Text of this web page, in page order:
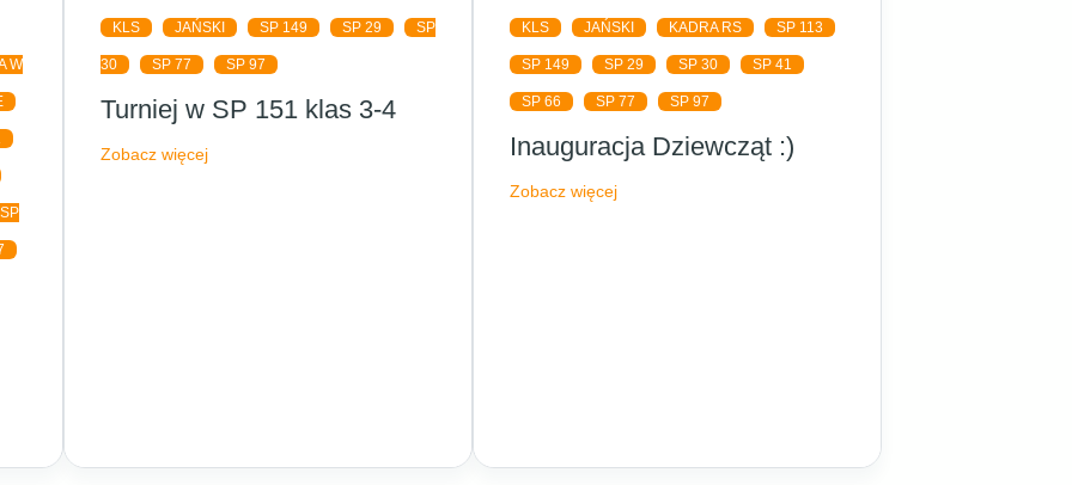
W
SP
KLS JAŃSKI SP 149 SP 29 SP
30 SP 77 SP 97
Turniej w SP 151 klas 3-4
Zobacz więcej
KLS JAŃSKI KADRA RS SP 113
SP 149 SP 29 SP 30 SP 41
SP 66 SP 77 SP 97
Inauguracja Dziewcząt :)
Zobacz więcej